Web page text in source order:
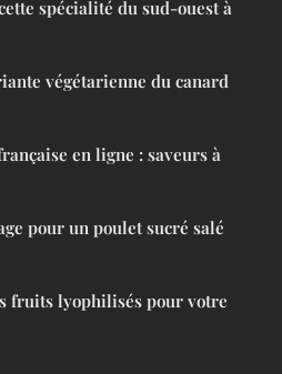
spécialité du sud-ouest à
végétarienne du canard
en ligne : saveurs à
pour un poulet sucré salé
fruits lyophilisés pour votre